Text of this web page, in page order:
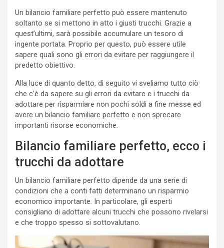
Un bilancio familiare perfetto può essere mantenuto
soltanto se si mettono in atto i giusti trucchi. Grazie a
quest’ultimi, sarà possibile accumulare un tesoro di
ingente portata. Proprio per questo, può essere utile
sapere quali sono gli errori da evitare per raggiungere il
predetto obiettivo.
Alla luce di quanto detto, di seguito vi sveliamo tutto ciò
che c’è da sapere su gli errori da evitare e i trucchi da
adottare per risparmiare non pochi soldi a fine messe ed
avere un bilancio familiare perfetto e non sprecare
importanti risorse economiche.
Bilancio familiare perfetto, ecco i
trucchi da adottare
Un bilancio familiare perfetto dipende da una serie di
condizioni che a conti fatti determinano un risparmio
economico importante. In particolare, gli esperti
consigliano di adottare alcuni trucchi che possono rivelarsi
e che troppo spesso si sottovalutano.